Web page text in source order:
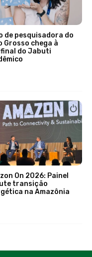
de pesquisadora do
Grosso chega à
do Jabuti
On 2026: Painel
transição
na Amazônia